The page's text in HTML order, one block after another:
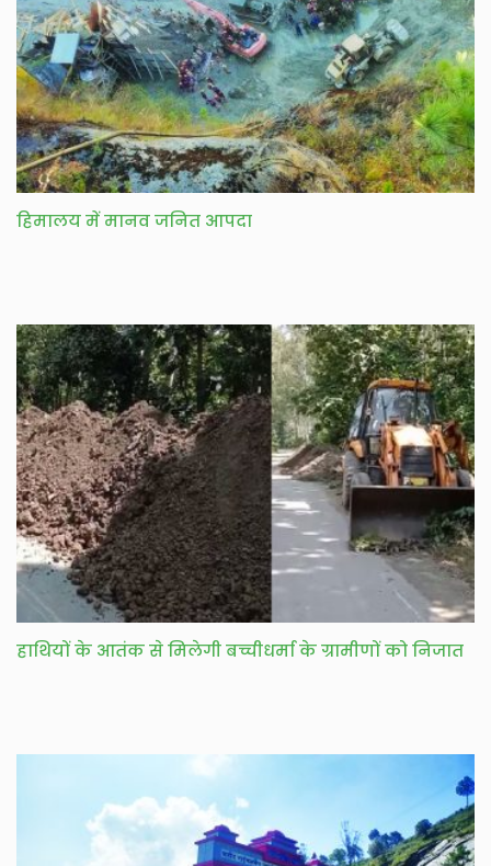
हिमालय में मानव जनित आपदा
हाथियों के आतंक से मिलेगी बच्चीधर्मा के ग्रामीणों को निजात